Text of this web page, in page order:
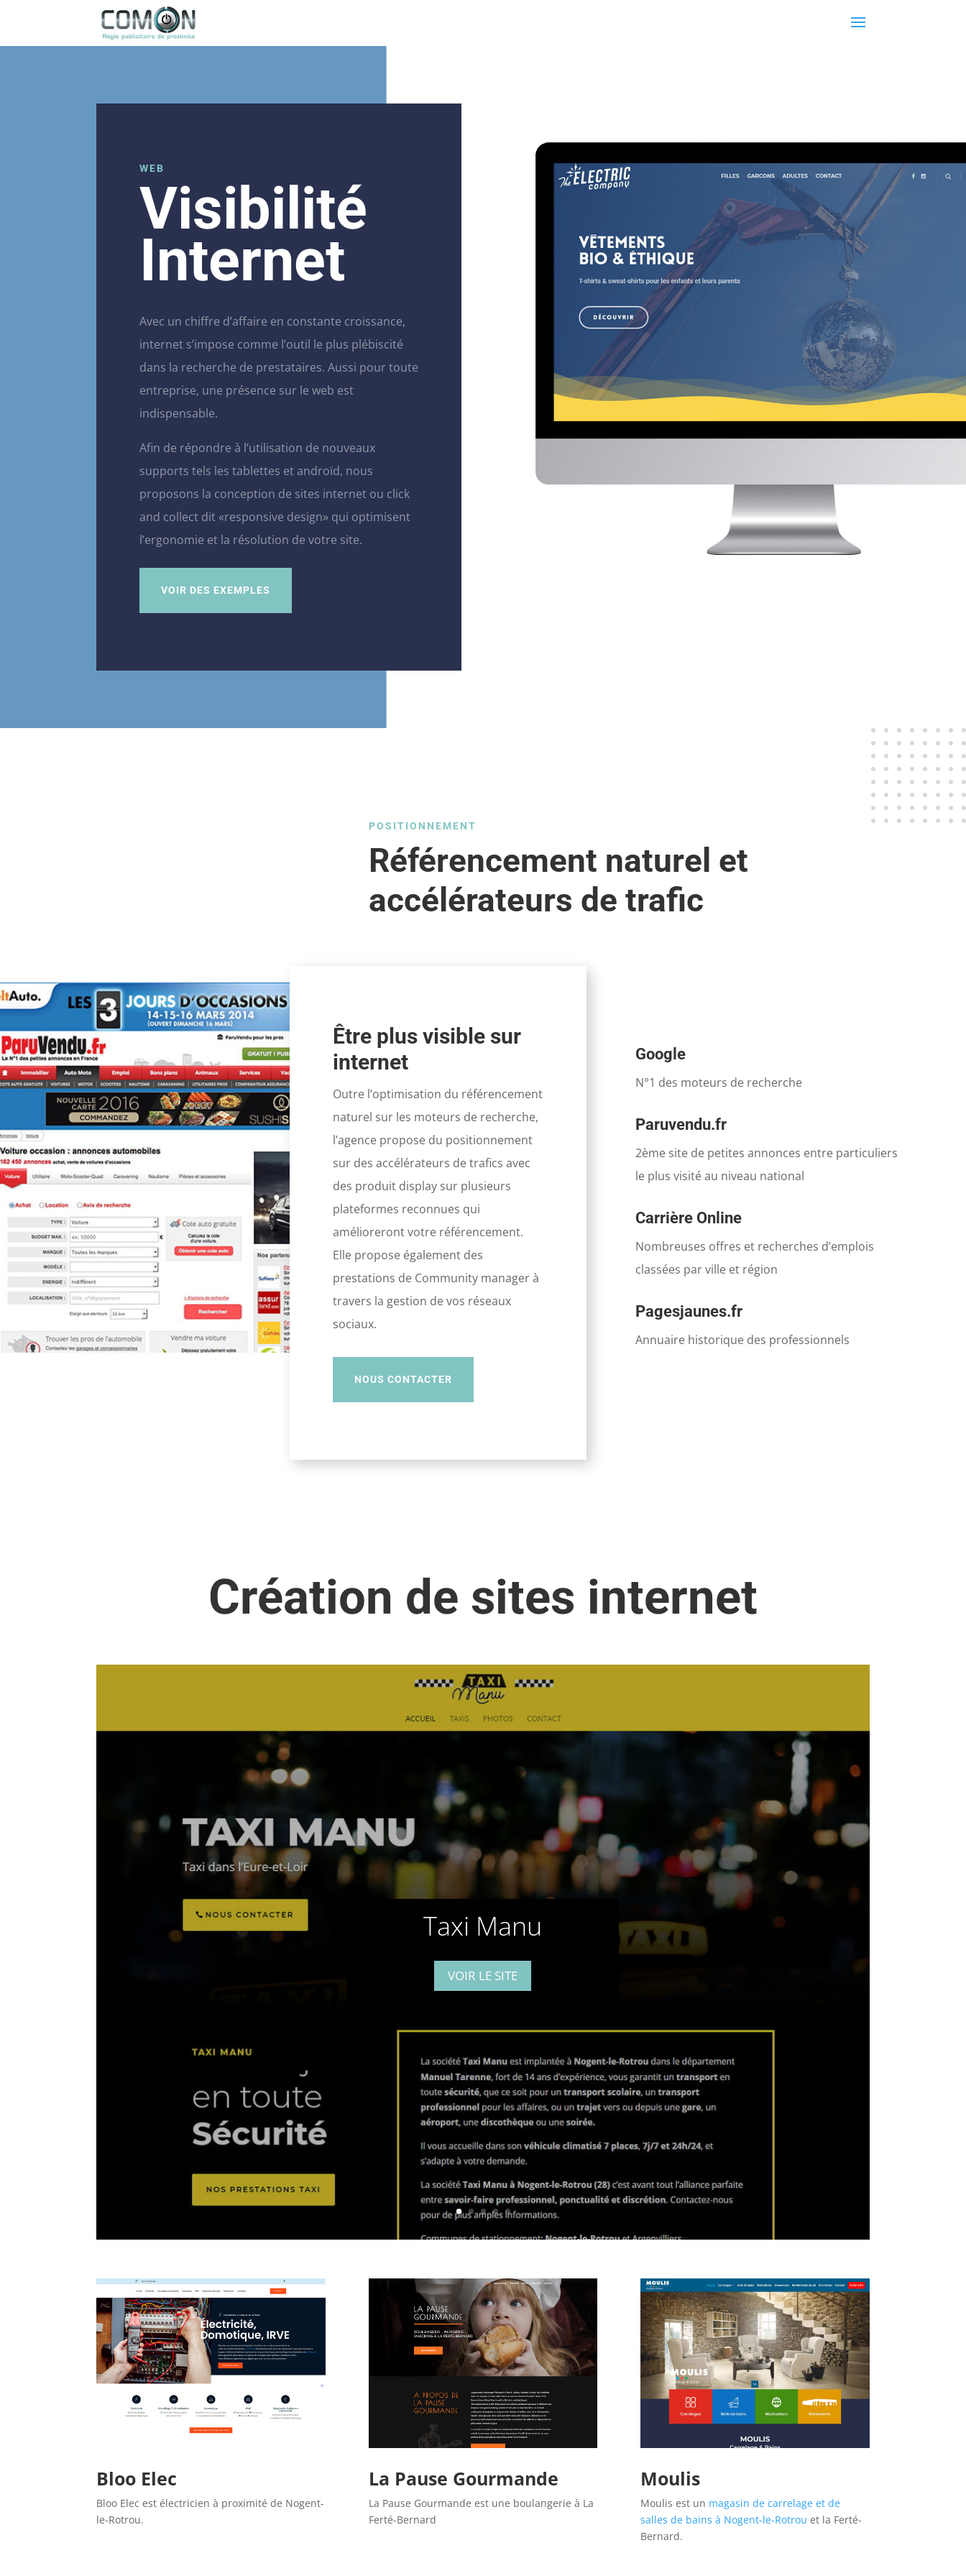
WEB
Visibilité
Internet
Avec un chiffre d’affaire en constante croissance,
internet s’impose comme l’outil le plus plébiscité
dans la recherche de prestataires. Aussi pour toute
entreprise, une présence sur le web est
indispensable.
Afin de répondre à l’utilisation de nouveaux
supports tels les tablettes et androïd, nous
proposons la conception de sites internet ou click
and collect dit «responsive design» qui optimisent
l’ergonomie et la résolution de votre site.
VOIR DES EXEMPLES
POSITIONNEMENT
Référencement naturel et
accélérateurs de trafic
Être plus visible sur
internet
Outre l’optimisation du référencement
naturel sur les moteurs de recherche,
l’agence propose du positionnement
sur des accélérateurs de trafics avec
des produit display sur plusieurs
plateformes reconnues qui
amélioreront votre référencement.
Elle propose également des
prestations de Community manager à
travers la gestion de vos réseaux
sociaux.
NOUS CONTACTER
Google
N°1 des moteurs de recherche
Paruvendu.fr
2ème site de petites annonces entre particuliers
le plus visité au niveau national
Carrière Online
Nombreuses offres et recherches d’emplois
classées par ville et région
Pagesjaunes.fr
Annuaire historique des professionnels
Création de sites internet
Taxi Manu
VOIR LE SITE
Bloo Elec
Bloo Elec est électricien à proximité de Nogent-
le-Rotrou.
La Pause Gourmande
La Pause Gourmande est une boulangerie à La
Ferté-Bernard
Moulis
Moulis est un magasin de carrelage et de
salles de bains à Nogent-le-Rotrou et la Ferté-
Bernard.